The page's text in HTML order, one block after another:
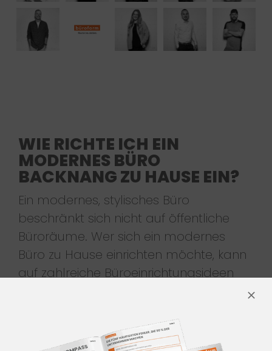
WIE RICHTE ICH EIN
MODERNES BÜRO
BACKNANG ZU HAUSE EIN?
Ein modernes, stylisches Büro
beschränkt sich nicht auf öffentliche
Büroräume. Wer sich ein modernes
Büro zu Hause einrichten möchte, kann
auf zahlreiche Büroeinrichtungsideen
besonders auf die Trennung zwischen
Arbeits- und Wohnbereichen zu achten.